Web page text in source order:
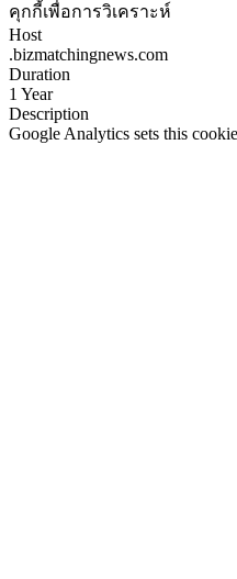
คุกกี้เพื่อการวิเคราะห์
Host
.bizmatchingnews.com
Duration
1 Year
Description
Google Analytics sets this